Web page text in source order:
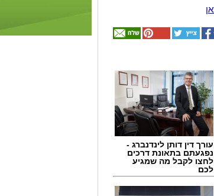
עורך דין דותן לינדנברג -
נפגעתם בתאונת דרכים
לחצו לקבל מה שמגיע
לכם